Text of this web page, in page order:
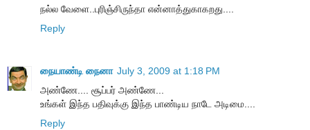
நல்ல வேளை..புரிஞ்சிருந்தா என்னாத்துகாகறது....
Reply
நையாண்டி நைனா July 3, 2009 at 1:18 PM
அண்ணே.... சூப்பர் அண்ணே...
உங்கள் இந்த பதிவுக்கு இந்த பாண்டிய நாடே அடிமை....
Reply